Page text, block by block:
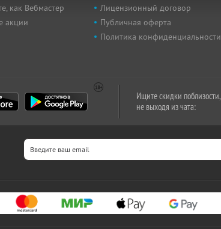
как Вебмастер
акции
Лицензионный договор
Публичная оферта
Политика конфиденциальности
Ищите скидки поблизости,
не выходя из чата: